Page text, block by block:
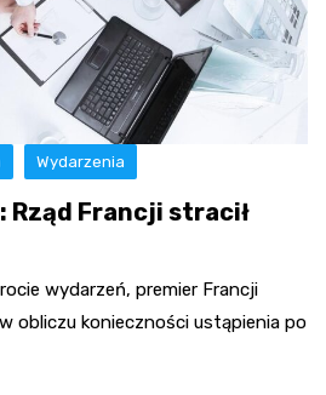
Wydarzenia
Rząd Francji stracił
wydarzeń, premier Francji
obliczu konieczności ustąpienia po